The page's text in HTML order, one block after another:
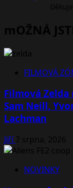
mOŽNÁ
FILMOVÁ
Filmová Zelda
Sam Neill,
Lachman
Jiří7 srpna, 2026
NOVINKY